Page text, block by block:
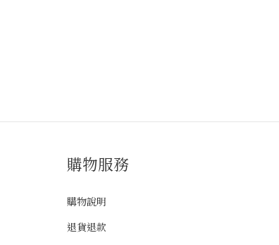
購物服務
購物說明
退貨退款